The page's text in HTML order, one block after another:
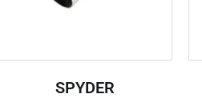
SPYDER